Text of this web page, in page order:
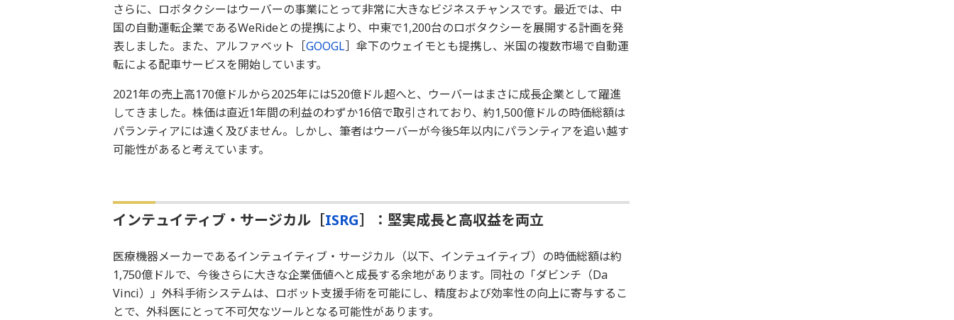
さらに、ロボタクシーはウーバーの事業にとって非常に大きなビジネスチャンスです。最近では、中
国の自動運転企業であるWeRideとの提携により、中東で1,200台のロボタクシーを展開する計画を発
表しました。また、アルファベット［GOOGL］傘下のウェイモとも提携し、米国の複数市場で自動運
転による配車サービスを開始しています。
2021年の売上高170億ドルから2025年には520億ドル超へと、ウーバーはまさに成長企業として躍進
してきました。株価は直近1年間の利益のわずか16倍で取引されており、約1,500億ドルの時価総額は
パランティアには遠く及びません。しかし、筆者はウーバーが今後5年以内にパランティアを追い越す
可能性があると考えています。
インテュイティブ・サージカル［ISRG］：堅実成長と高収益を両立
医療機器メーカーであるインテュイティブ・サージカル（以下、インテュイティブ）の時価総額は約
1,750億ドルで、今後さらに大きな企業価値へと成長する余地があります。同社の「ダビンチ（Da
Vinci）」外科手術システムは、ロボット支援手術を可能にし、精度および効率性の向上に寄与するこ
とで、外科医にとって不可欠なツールとなる可能性があります。